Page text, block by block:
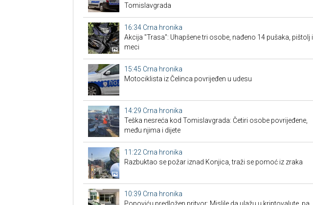
Tomislavgrada
16:34 Crna hronika
Akcija "Trasa": Uhapšene tri osobe, nađeno 14 pušaka, pištolj i
meci
15:45 Crna hronika
Motociklista iz Čelinca povrijeđen u udesu
14:29 Crna hronika
Teška nesreća kod Tomislavgrada: Četiri osobe povrijeđene,
među njima i dijete
11:22 Crna hronika
Razbuktao se požar iznad Konjica, traži se pomoć iz zraka
10:39 Crna hronika